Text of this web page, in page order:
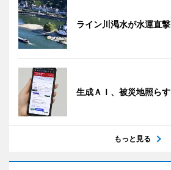
ライン川渇水が水運直撃
生成ＡＩ、被災地照らす
もっと見る